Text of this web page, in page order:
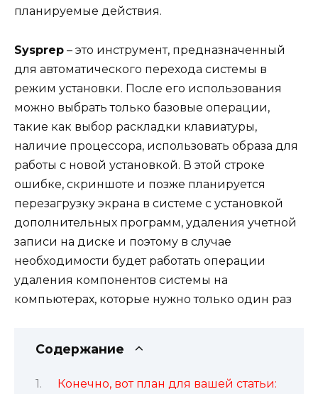
планируемые действия.
Sysprep – это инструмент, предназначенный
для автоматического перехода системы в
режим установки. После его использования
можно выбрать только базовые операции,
такие как выбор раскладки клавиатуры,
наличие процессора, использовать образа для
работы с новой установкой. В этой строке
ошибке, скриншоте и позже планируется
перезагрузку экрана в системе с установкой
дополнительных программ, удаления учетной
записи на диске и поэтому в случае
необходимости будет работать операции
удаления компонентов системы на
компьютерах, которые нужно только один раз
Содержание
Конечно, вот план для вашей статьи: